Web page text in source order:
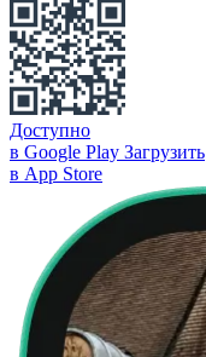
Доступно
в Google Play Загрузить
в App Store